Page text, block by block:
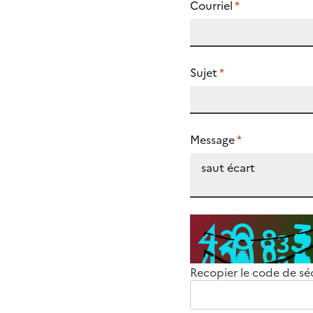
Courriel*
Sujet*
Message*
Recopier le code de